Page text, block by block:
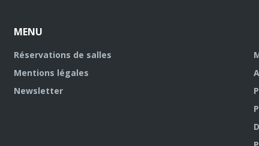
MENU
Réservations de salles
Mentions légales
Newsletter